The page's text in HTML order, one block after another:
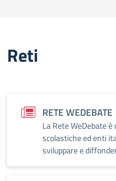
Reti
RETE WEDEBATE
La Rete WeDebate
scolastiche ed enti
sviluppare e